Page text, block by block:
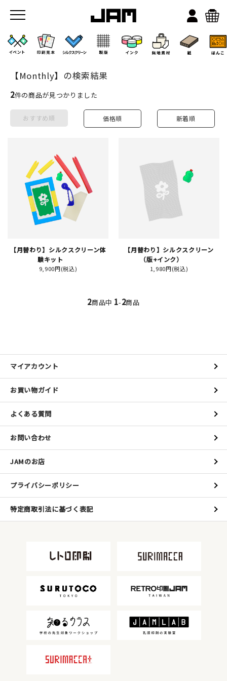
お店/ワークスペース
イベント
はんこ
雑貨
本
文房具
JAMグッズ
台湾グッズ
在庫限り
イベント・ワークショップ
【Monthly】の検索結果
2件の商品が見つかりました
おすすめ順 価格順 新着順
【月替わり】シルクスクリーン体
験キット
9,900円(税込)
【月替わり】シルクスクリーン
（版+インク）
1,980円(税込)
2商品中 1-2商品
マイアカウント
お買い物ガイド
よくある質問
お問い合わせ
JAMのお店
プライバシーポリシー
特定商取引法に基づく表記